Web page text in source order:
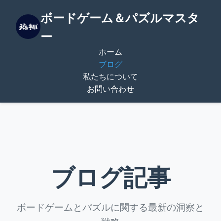
ボードゲーム＆パズルマスタ
ー
ホーム
ブログ
私たちについて
お問い合わせ
ブログ記事
ボードゲームとパズルに関する最新の洞察と